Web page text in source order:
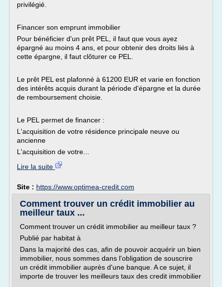
privilégié.
Financer son emprunt immobilier
Pour bénéficier d'un prêt PEL, il faut que vous ayez
épargné au moins 4 ans, et pour obtenir des droits liés à
cette épargne, il faut clôturer ce PEL.
Le prêt PEL est plafonné à 61200 EUR et varie en fonction
des intérêts acquis durant la période d'épargne et la durée
de remboursement choisie.
Le PEL permet de financer :
L'acquisition de votre résidence principale neuve ou
ancienne
L'acquisition de votre...
Lire la suite
Site : https://www.optimea-credit.com
Comment trouver un crédit immobilier au
meilleur taux ...
Comment trouver un crédit immobilier au meilleur taux ?
Publié par habitat à
Dans la majorité des cas, afin de pouvoir acquérir un bien
immobilier, nous sommes dans l'obligation de souscrire
un crédit immobilier auprès d'une banque. A ce sujet, il
importe de trouver les meilleurs taux des credit immobilier